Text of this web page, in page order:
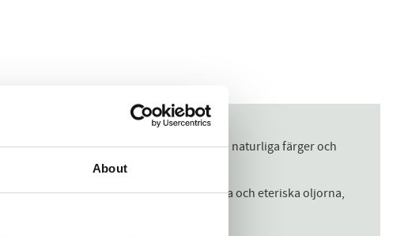
About
och mjukgörande. Vegetabilisk tvål med naturliga färger och
är blandad med de finaste ingredienserna och eteriska oljorna,